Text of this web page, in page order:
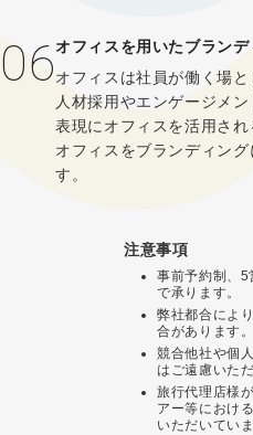
06オフィスを用いたブラン
オフィスは社員が働く場
人材採用やエンゲージメ
表現にオフィスを活用され
オフィスをブランディン
す。
注意事項
事前予約制、5
で承ります。
弊社都合によ
合があります。
競合他社や個
はご遠慮いた
旅行代理店様
アー等におけ
いただいていま